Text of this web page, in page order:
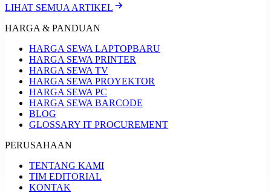
LIHAT SEMUA ARTIKEL
HARGA & PANDUAN
HARGA SEWA LAPTOPBARU
HARGA SEWA PRINTER
HARGA SEWA TV
HARGA SEWA PROYEKTOR
HARGA SEWA PC
HARGA SEWA BARCODE
BLOG
GLOSSARY IT PROCUREMENT
PERUSAHAAN
TENTANG KAMI
TIM EDITORIAL
KONTAK